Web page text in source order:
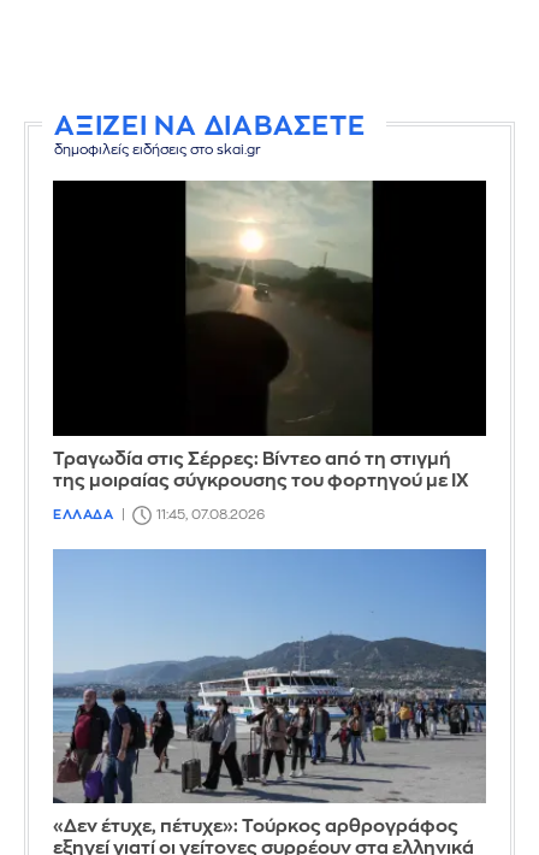
ΑΞΙΖΕΙ ΝΑ ΔΙΑΒΑΣΕΤΕ
δημοφιλείς ειδήσεις στο skai.gr
Τραγωδία στις Σέρρες: Βίντεο από τη στιγμή
της μοιραίας σύγκρουσης του φορτηγού με ΙΧ
ΕΛΛΑΔΑ 11:45, 07.08.2026
«Δεν έτυχε, πέτυχε»: Τούρκος αρθρογράφος
εξηγεί γιατί οι γείτονες συρρέουν στα ελληνικά